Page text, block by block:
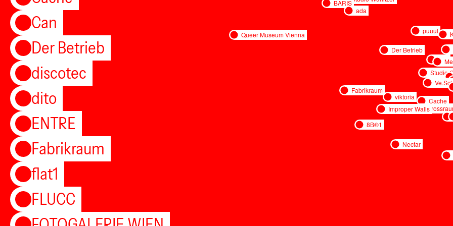
Can
Der Betrieb
discotec
dito
ENTRE
Fabrikraum
flat1
FLUCC
8B®1
ada
BARIS
Cache
Der Betrieb
dito
Fabrikraum
Improper Walls
Nectar
puuul
Queer Museum Vienna
Studio
viktoria